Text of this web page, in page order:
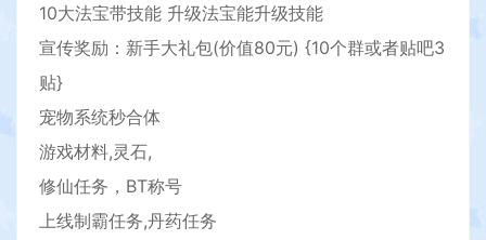
10大法宝带技能 升级法宝能升级技能
宣传奖励：新手大礼包(价值80元) {10个群或者贴吧3
贴}
宠物系统秒合体
游戏材料,灵石,
修仙任务，BT称号
上线制霸任务,丹药任务